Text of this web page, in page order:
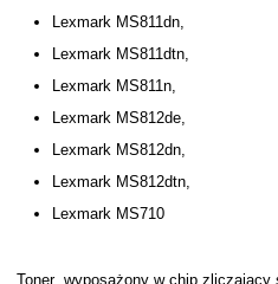
Lexmark MS811dn,
Lexmark MS811dtn,
Lexmark MS811n,
Lexmark MS812de,
Lexmark MS812dn,
Lexmark MS812dtn,
Lexmark MS710
Toner wyposażony w chip zliczający